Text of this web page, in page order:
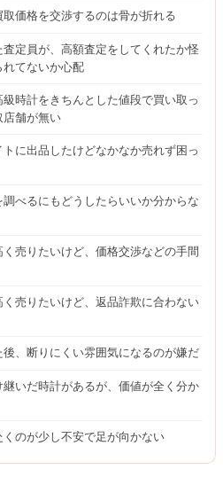
価格を交渉するのは骨が折れる
定員が、高額査定をしてくれたか怪
れてないか心配
時計をきちんとした値段で買い取っ
店舗が無い
に出品したけどなかなか売れず困っ
べるにもどうしたらいいか分からな
売りたいけど、価格交渉などの手間
く売りたいけど、返品詐欺に合わない
、断りにくい雰囲気になるのが嫌だ
いだ時計があるが、価値が全く分か
くのが少し不安で足が向かない